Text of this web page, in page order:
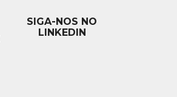
SIGA-NOS NO
LINKEDIN